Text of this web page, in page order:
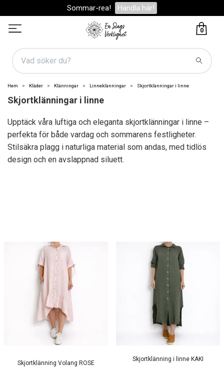
Sommar-rea! Handla här!
0
Hem Kläder Klänningar Linneklänningar Skjortklänningar i linne
Skjortklänningar i linne
Upptäck våra luftiga och eleganta skjortklänningar i linne –
perfekta för både vardag och sommarens festligheter.
Stilsäkra plagg i naturliga material som andas, med tidlös
design och en avslappnad siluett.
Skjortklänning Volang ROSE
Skjortklänning i linne KAKI